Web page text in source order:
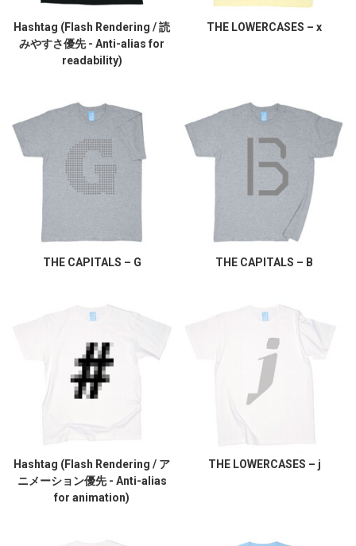
Hashtag (Flash Rendering / 読
みやすさ優先 - Anti-alias for
readability)
THE LOWERCASES – x
THE CAPITALS – G THE CAPITALS – B
Hashtag (Flash Rendering / ア
ニメーション優先 - Anti-alias
for animation)
THE LOWERCASES – j